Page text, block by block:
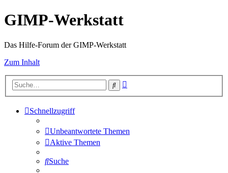
GIMP-Werkstatt
Das Hilfe-Forum der GIMP-Werkstatt
Zum Inhalt
Suche
Schnellzugriff
Unbeantwortete Themen
Aktive Themen
Suche